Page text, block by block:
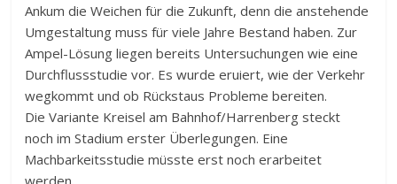
Ankum die Weichen für die Zukunft, denn die anstehende
Umgestaltung muss für viele Jahre Bestand haben. Zur
Ampel-Lösung liegen bereits Untersuchungen wie eine
Durchflussstudie vor. Es wurde eruiert, wie der Verkehr
wegkommt und ob Rückstaus Probleme bereiten.
Die Variante Kreisel am Bahnhof/Harrenberg steckt
noch im Stadium erster Überlegungen. Eine
Machbarkeitsstudie müsste erst noch erarbeitet
werden.